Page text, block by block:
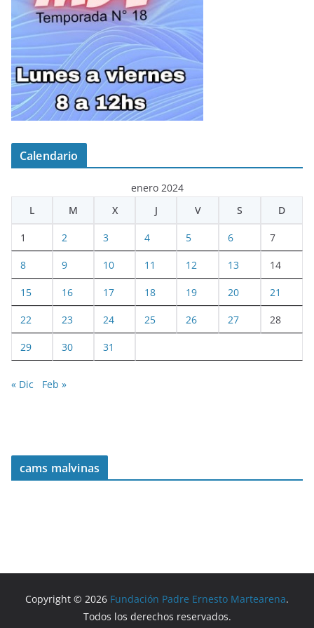
Calendario
enero 2024
L
M X J V S D
1 2 3 4 5 6 7
8 9 10 11 12 13 14
15 16 17 18 19 20 21
22 23 24 25 26 27 28
29 30 31
« Dic Feb »
cams malvinas
Copyright © 2026 Fundación Padre Ernesto Martearena.
Todos los derechos reservados.